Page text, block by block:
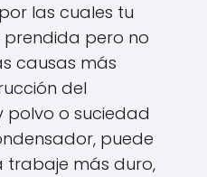
las cuales tu
pero no
causas más
del
polvo o suciedad
puede
trabaje más duro,